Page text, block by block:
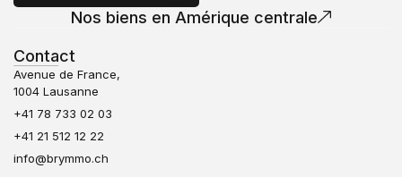
Nos biens en Amérique centrale
Contact
Avenue de France,
1004 Lausanne
+41 78 733 02 03
+41 21 512 12 22
info@brymmo.ch